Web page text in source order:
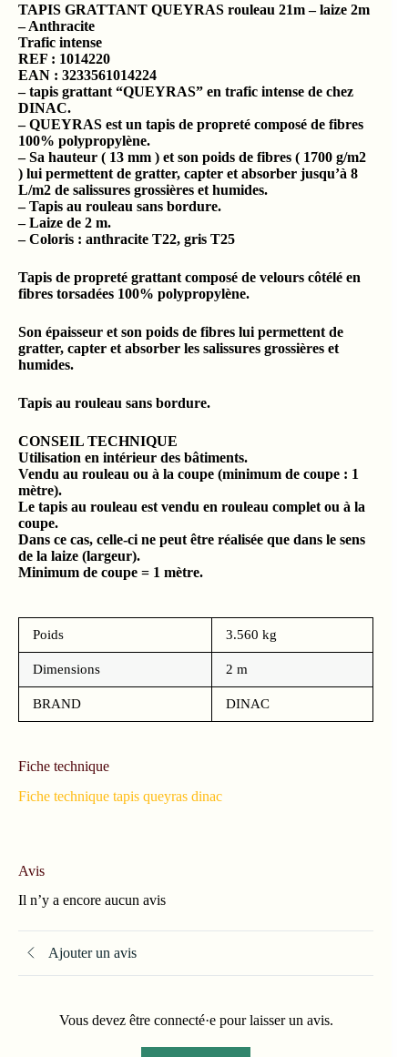
TAPIS GRATTANT QUEYRAS rouleau 21m – laize 2m
– Anthracite
Trafic intense
REF : 1014220
EAN : 3233561014224
– tapis grattant “QUEYRAS” en trafic intense de chez
DINAC.
– QUEYRAS est un tapis de propreté composé de fibres
100% polypropylène.
– Sa hauteur ( 13 mm ) et son poids de fibres ( 1700 g/m2
) lui permettent de gratter, capter et absorber jusqu’à 8
L/m2 de salissures grossières et humides.
– Tapis au rouleau sans bordure.
– Laize de 2 m.
– Coloris : anthracite T22, gris T25
Tapis de propreté grattant composé de velours côtélé en
fibres torsadées 100% polypropylène.
Son épaisseur et son poids de fibres lui permettent de
gratter, capter et absorber les salissures grossières et
humides.
Tapis au rouleau sans bordure.
CONSEIL TECHNIQUE
Utilisation en intérieur des bâtiments.
Vendu au rouleau ou à la coupe (minimum de coupe : 1
mètre).
Le tapis au rouleau est vendu en rouleau complet ou à la
coupe.
Dans ce cas, celle-ci ne peut être réalisée que dans le sens
de la laize (largeur).
Minimum de coupe = 1 mètre.
Poids 3.560 kg
Dimensions 2 m
BRAND DINAC
Fiche technique
Fiche technique tapis queyras dinac
Avis
Il n’y a encore aucun avis
Ajouter un avis
Vous devez être connecté·e pour laisser un avis.